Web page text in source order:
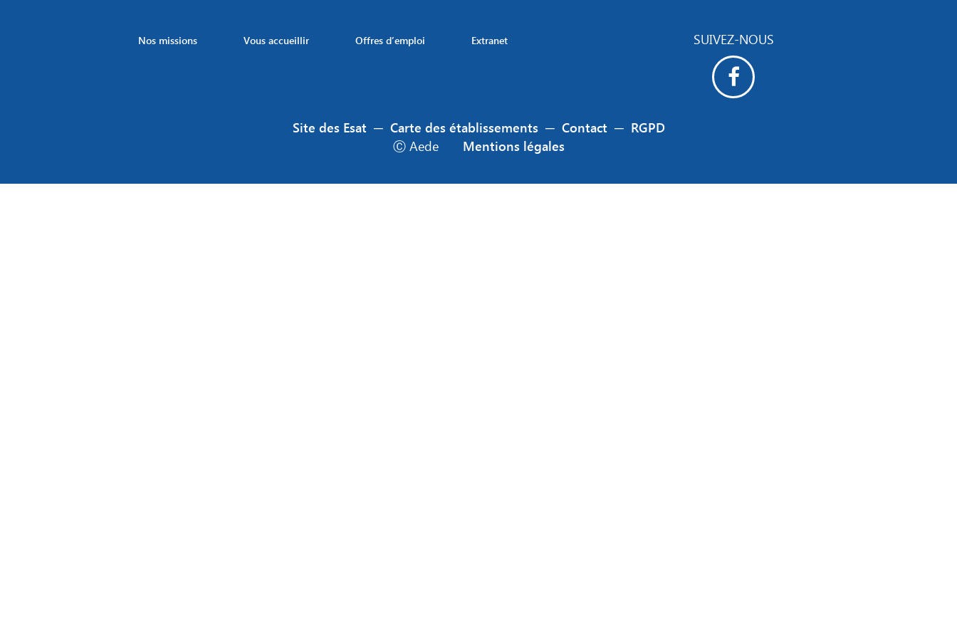
Nos missions Vous accueillir Offres d’emploi Extranet SUIVEZ-NOUS
Site des Esat ─ Carte des établissements ─ Contact ─ RGPD
Ⓒ Aede
Mentions légales